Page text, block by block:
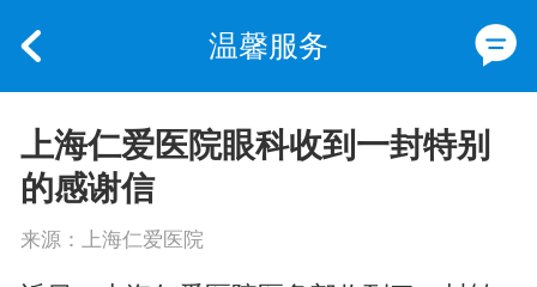
温馨服务
上海仁爱医院眼科收到一封特别
的感谢信
来源：上海仁爱医院